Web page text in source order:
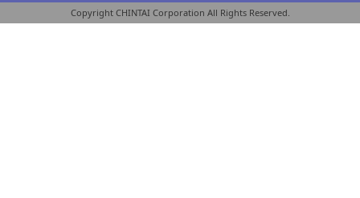
Copyright CHINTAI Corporation All Rights Reserved.